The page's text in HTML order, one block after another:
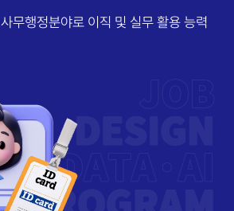
사무행정분야로 이직 및 실무 활용 능력